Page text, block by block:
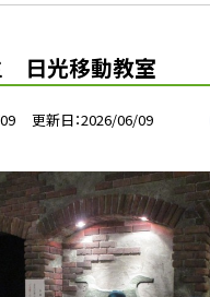
日光移動教室
更新日 2026/06/09